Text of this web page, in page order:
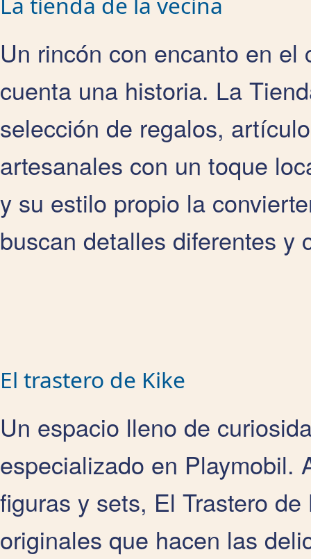
Un rincón con encanto en
cuenta una historia. La
selección de regalos,
artesanales con un toque
y su estilo propio la
buscan detalles diferentes y
El trastero de Kike
Un espacio lleno de
especializado en Playmobil.
figuras y sets, El Trastero
originales que hacen las